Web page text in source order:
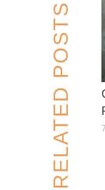
RELATED POSTS